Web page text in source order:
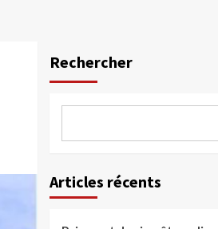
Rechercher
Articles récents